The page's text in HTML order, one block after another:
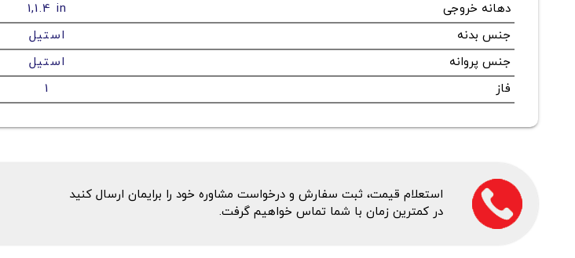
دهانه خروجی
1,1.4 in
جنس بدنه
استیل
جنس پروانه
استیل
فاز
1
استعلام قیمت، ثبت سفارش و درخواست مشاوره خود را برایمان ارسال کنید
در کمترین زمان با شما تماس خواهیم گرفت.